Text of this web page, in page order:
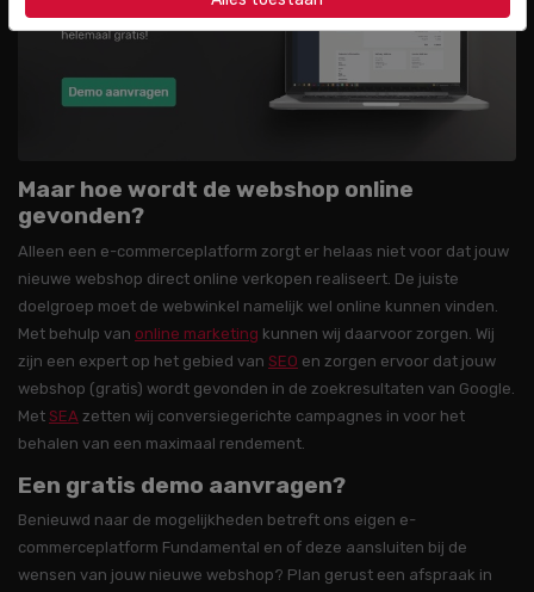
Maar hoe wordt de webshop online
gevonden?
Alleen een e-commerceplatform zorgt er helaas niet voor dat jouw
nieuwe webshop direct online verkopen realiseert. De juiste
doelgroep moet de webwinkel namelijk wel online kunnen vinden.
Met behulp van online marketing kunnen wij daarvoor zorgen. Wij
zijn een expert op het gebied van SEO en zorgen ervoor dat jouw
webshop (gratis) wordt gevonden in de zoekresultaten van Google.
Met SEA zetten wij conversiegerichte campagnes in voor het
behalen van een maximaal rendement.
Een gratis demo aanvragen?
Benieuwd naar de mogelijkheden betreft ons eigen e-
commerceplatform Fundamental en of deze aansluiten bij de
wensen van jouw nieuwe webshop? Plan gerust een afspraak in